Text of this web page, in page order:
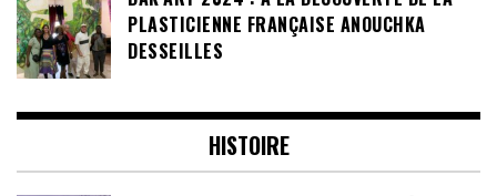
PLASTICIENNE FRANÇAISE ANOUCHKA
DESSEILLES
HISTOIRE